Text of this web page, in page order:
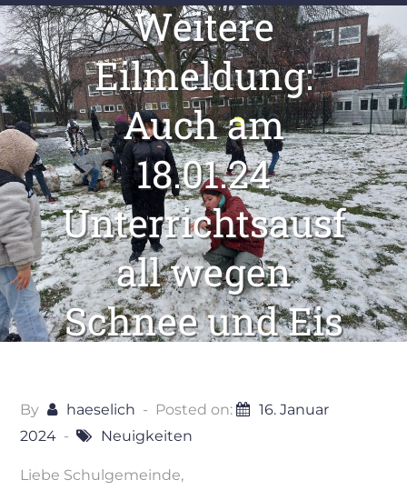
Weitere
Eilmeldung:
Auch am
18.01.24
Unterrichtsausf
all wegen
Schnee und Eis
By haeselich Posted on:
16. Januar
2024
Neuigkeiten
Liebe Schulgemeinde,